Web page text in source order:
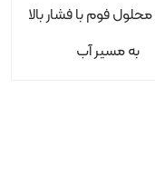
محلول فوم با فشار بالا
به مسیر آب